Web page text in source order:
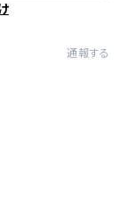
通報する